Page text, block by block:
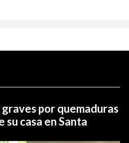
por quemaduras
su casa en Santa